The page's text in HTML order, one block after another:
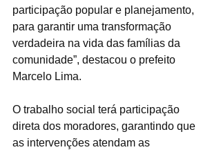
participação popular e planejamento,
para garantir uma transformação
verdadeira na vida das famílias da
comunidade”, destacou o prefeito
Marcelo Lima.
O trabalho social terá participação
direta dos moradores, garantindo que
as intervenções atendam as